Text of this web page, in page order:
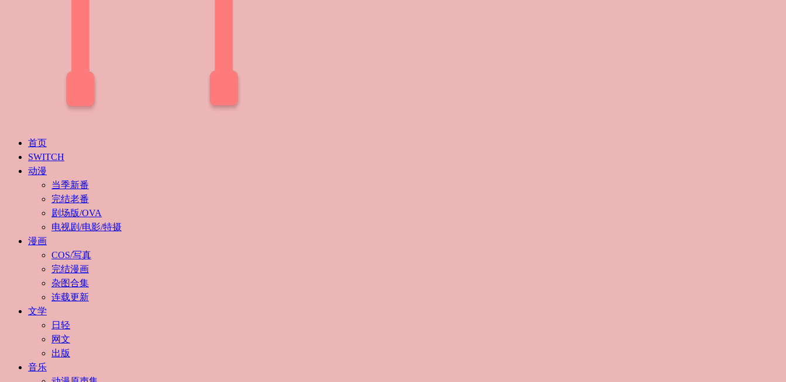
首页
SWITCH
动漫
当季新番
完结老番
剧场版/OVA
电视剧/电影/特摄
漫画
COS/写真
完结漫画
杂图合集
连载更新
文学
日轻
网文
出版
音乐